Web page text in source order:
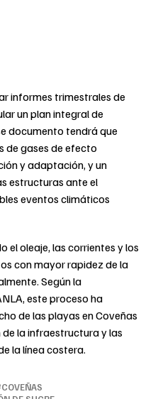
informes trimestrales de
un plan integral de
documento tendrá que
de gases de efecto
y adaptación, y un
estructuras ante el
eventos climáticos
el oleaje, las corrientes y los
con mayor rapidez de la
Según la
este proceso ha
de las playas en Coveñas
la infraestructura y las
la línea costera.
COVEÑAS